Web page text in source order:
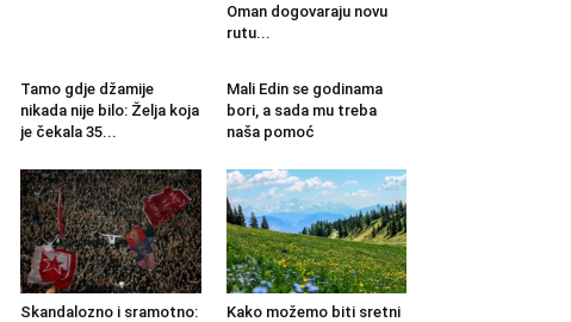
Oman dogovaraju novu
rutu...
Tamo gdje džamije
nikada nije bilo: Želja koja
je čekala 35...
Mali Edin se godinama
bori, a sada mu treba
naša pomoć
Skandalozno i sramotno:
Kako možemo biti sretni